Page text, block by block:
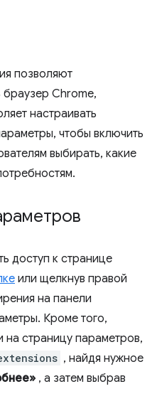
позволяют
браузер Chrome,
настраивать
чтобы включить
выбирать, какие
доступ к странице
или щелкнув правой
на панели
Кроме того,
на страницу параметров,
, найдя нужное
, а затем выбрав